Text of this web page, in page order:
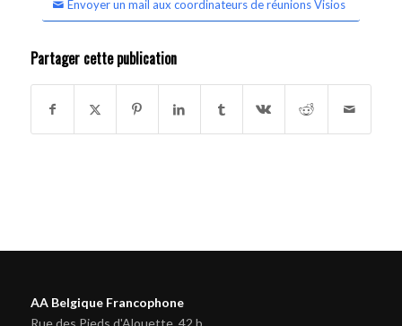
Envoyer un mail aux coordinateurs de réunions Visios
Partager cette publication
AA Belgique Francophone
Rue des Pieds d'Alouette, 42 b